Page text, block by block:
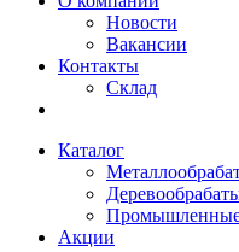
Новости
Вакансии
Контакты
Склад
Каталог
Акции